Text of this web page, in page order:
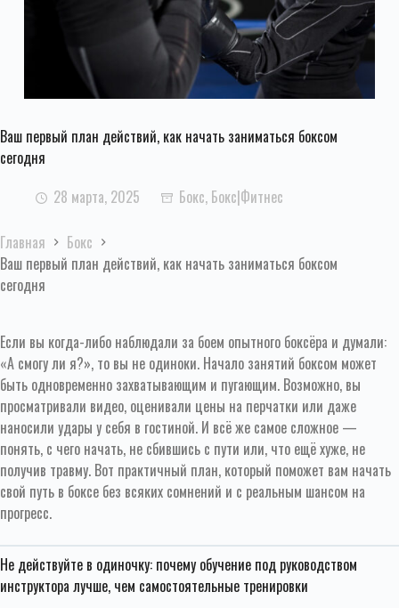
Ваш первый план действий, как начать заниматься боксом
сегодня
28 марта, 2025
Бокс, Бокс|Фитнес
Главная
Бокс
Ваш первый план действий, как начать заниматься боксом
сегодня
Если вы когда-либо наблюдали за боем опытного боксёра и думали:
«А смогу ли я?», то вы не одиноки. Начало занятий боксом может
быть одновременно захватывающим и пугающим. Возможно, вы
просматривали видео, оценивали цены на перчатки или даже
наносили удары у себя в гостиной. И всё же самое сложное —
понять, с чего начать, не сбившись с пути или, что ещё хуже, не
получив травму. Вот практичный план, который поможет вам начать
свой путь в боксе без всяких сомнений и с реальным шансом на
прогресс.
Не действуйте в одиночку: почему обучение под руководством
инструктора лучше, чем самостоятельные тренировки